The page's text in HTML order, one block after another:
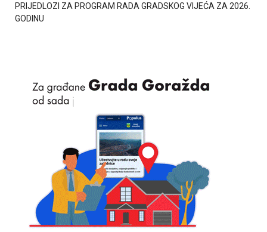
PRIJEDLOZI ZA PROGRAM RADA GRADSKOG VIJEĆA ZA 2026.
GODINU